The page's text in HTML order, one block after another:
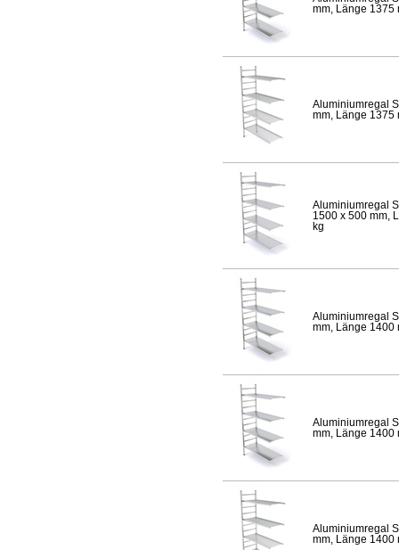
mm, Länge 1375
Aluminiumregal
mm, Länge 1375
Aluminiumregal
1500 x 500 mm,
kg
Aluminiumregal
mm, Länge 1400
Aluminiumregal
mm, Länge 1400
Aluminiumregal
mm, Länge 1400